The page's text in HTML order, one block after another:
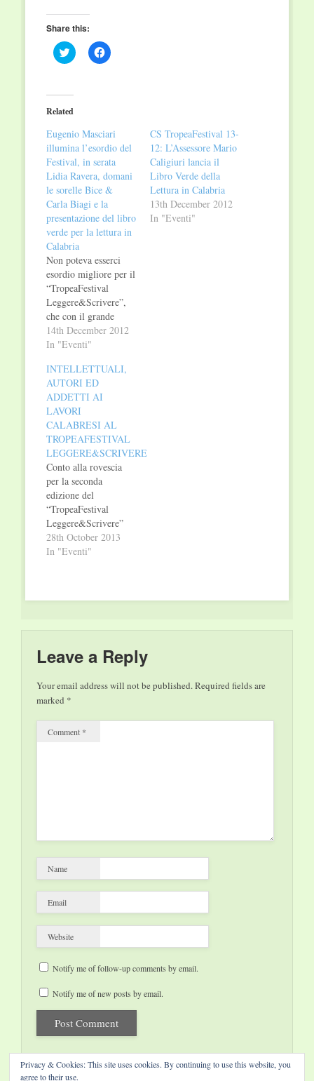
Share this:
Click
to
(Opens
in
new
Click
to
Related
Eugenio Masciari
illumina l’esordio del
Festival, in serata
Lidia Ravera, domani
le sorelle Bice &
Carla Biagi e la
presentazione del libro
verde per la lettura in
Calabria
Non poteva esserci
esordio migliore per il
“TropeaFestival
Leggere&Scrivere”,
che con il grande
talento di Eugenio
Masciari ha accolto
presso lo splendido
Museo Diocesano per
una lettura
anticonvenzionale di
Dante nel racconto di
alcune fra le sue più
significative figure
femminili. L’attore e
drammaturgo di
origine catanzarese,
a…
14th December 2012
In "Eventi"
CS TropeaFestival 13-
12: L’Assessore Mario
Caligiuri lancia il
Libro Verde della
Lettura in Calabria
13th December 2012
In "Eventi"
INTELLETTUALI,
AUTORI ED
ADDETTI AI
LAVORI
CALABRESI AL
TROPEAFESTIVAL
LEGGERE&SCRIVERE
Conto alla rovescia
per la seconda
edizione del
“TropeaFestival
Leggere&Scrivere”
(4\10 novembre
2013), uno dei sei
Cultura della Regione
Calabria. Diviso in
regione per leggere,
Calabria fabbrica di
cultura, Carta canta,
Premio…
28th October 2013
In "Eventi"
Leave a Reply
Your email address will not be published.Required fields are
marked *
Comment *
Name
Email
Website
Notify me of follow-up comments by email.
Notify me of new posts by email.
Privacy & Cookies: This site uses cookies. By continuing to use this website, you
agree to their use.